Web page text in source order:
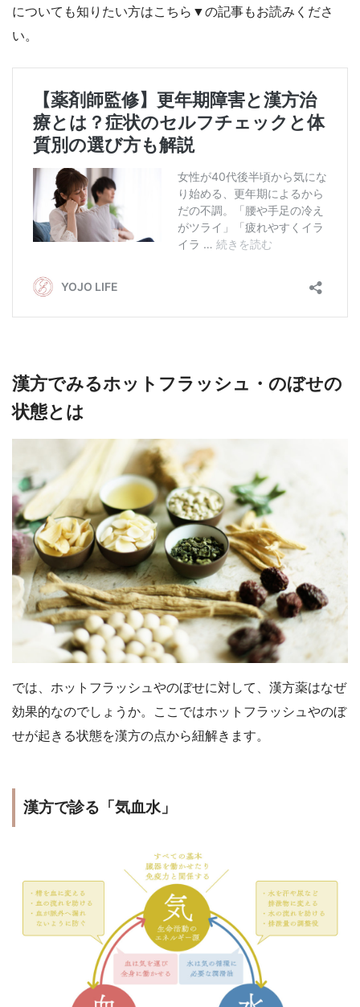
についても知りたい方はこちら▼の記事もお読みくださ
い。
漢方でみるホットフラッシュ・のぼせの
状態とは
では、ホットフラッシュやのぼせに対して、漢方薬はなぜ
効果的なのでしょうか。ここではホットフラッシュやのぼ
せが起きる状態を漢方の点から紐解きます。
漢方で診る「気血水」